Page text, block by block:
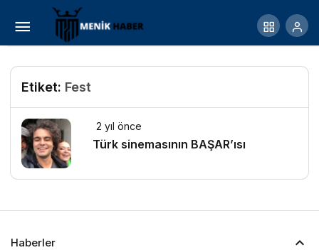
Etiket: Fest
2 yıl önce
Türk sinemasının BAŞAR’ısı
Haberler